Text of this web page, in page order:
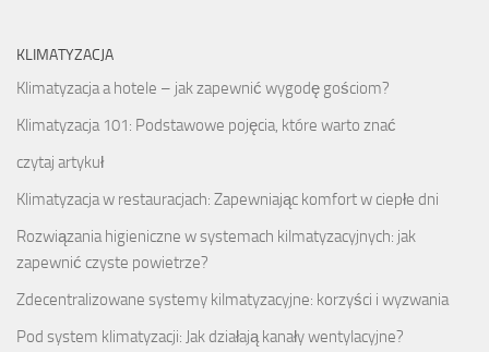
KLIMATYZACJA
Klimatyzacja a hotele – jak zapewnić wygodę gościom?
Klimatyzacja 101: Podstawowe pojęcia, które warto znać
czytaj artykuł
Klimatyzacja w restauracjach: Zapewniając komfort w ciepłe dni
Rozwiązania higieniczne w systemach kilmatyzacyjnych: jak
zapewnić czyste powietrze?
Zdecentralizowane systemy kilmatyzacyjne: korzyści i wyzwania
Pod system klimatyzacji: Jak działają kanały wentylacyjne?